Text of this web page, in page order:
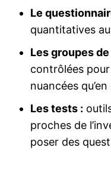
Le
quantitatives
Les groupes
contrôlées
nuancées
Les tests :
proches de
poser des